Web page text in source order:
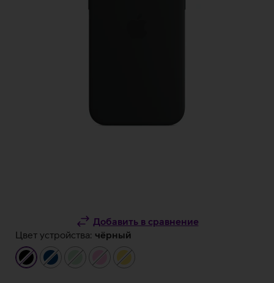
Добавить в сравнение
Цвет устройства: чёрный
чёрныйтёмно-светло-светло-жёлтый